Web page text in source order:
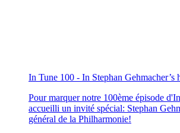
In Tune 100 - In Stephan Gehmacher’s
Pour marquer notre 100ème épisode
accueilli un invité spécial: Stephan
général de la Philharmonie!